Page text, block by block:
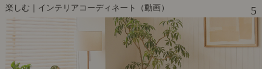
楽しむ｜インテリアコーディネート（動画）
5